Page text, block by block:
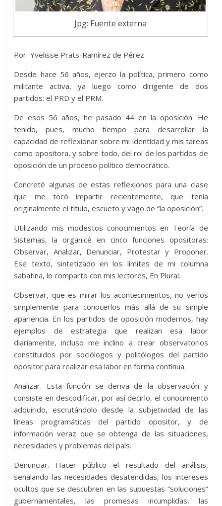
Jpg: Fuente externa
Por Yvelisse Prats-Ramírez de Pérez
Desde hace 56 años, ejerzo la política, primero como
militante activa, ya luego como dirigente de dos
partidos: el PRD y el PRM.
De esos 56 años, he pasado 44 en la oposición. He
tenido, pues, mucho tiempo para desarrollar la
capacidad de reflexionar sobre mi identidad y mis tareas
como opositora, y sobre todo, del rol de los partidos de
oposición de un proceso político democrático.
Concreté algunas de estas reflexiones para una clase
que me tocó impartir recientemente, que tenía
originalmente el título, escueto y vago de “la oposición”.
Utilizando mis modestos conocimientos en Teoría de
Sistemas, la organicé en cinco funciones opositoras:
Observar, Analizar, Denunciar, Protestar y Proponer.
Ese texto, sintetizado en los límites de mi columna
sabatina, lo comparto con mis lectores, En Plural.
Observar, que es mirar los acontecimientos, no verlos
simplemente para conocerlos más allá de su simple
apariencia. En los partidos de oposición modernos, hay
ejemplos de estrategia que realizan esa labor
diariamente, incluso me inclino a crear observatorios
constituidos por sociólogos y politólogos del partido
opositor para realizar esa labor en forma continua.
Analizar. Esta función se deriva de la observación y
consiste en descodificar, por así decirlo, el conocimiento
adquirido, escrutándolo desde la subjetividad de las
líneas programáticas del partido opositor, y de
información veraz que se obtenga de las situaciones,
necesidades y problemas del país.
Denunciar. Hacer público el resultado del análisis,
señalando las necesidades desatendidas, los intereses
ocultos que se descubren en las supuestas “soluciones”
gubernamentales, las promesas incumplidas, las